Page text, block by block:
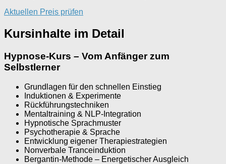
Aktuellen Preis prüfen
Kursinhalte im Detail
Hypnose-Kurs – Vom Anfänger zum
Selbstlerner
Grundlagen für den schnellen Einstieg
Induktionen & Experimente
Rückführungstechniken
Mentaltraining & NLP-Integration
Hypnotische Sprachmuster
Psychotherapie & Sprache
Entwicklung eigener Therapiestrategien
Nonverbale Tranceinduktion
Bergantin-Methode – Energetischer Ausgleich